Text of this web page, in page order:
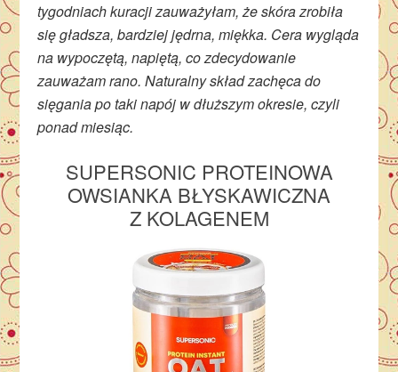
tygodniach kuracji zauważyłam, że skóra zrobiła
się gładsza, bardziej jędrna, miękka. Cera wygląda
na wypoczętą, napiętą, co zdecydowanie
zauważam rano. Naturalny skład zachęca do
sięgania po taki napój w dłuższym okresie, czyli
ponad miesiąc.
SUPERSONIC PROTEINOWA
OWSIANKA BŁYSKAWICZNA
Z KOLAGENEM